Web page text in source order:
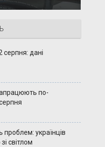
серпня: дані
по-
українців
світлом